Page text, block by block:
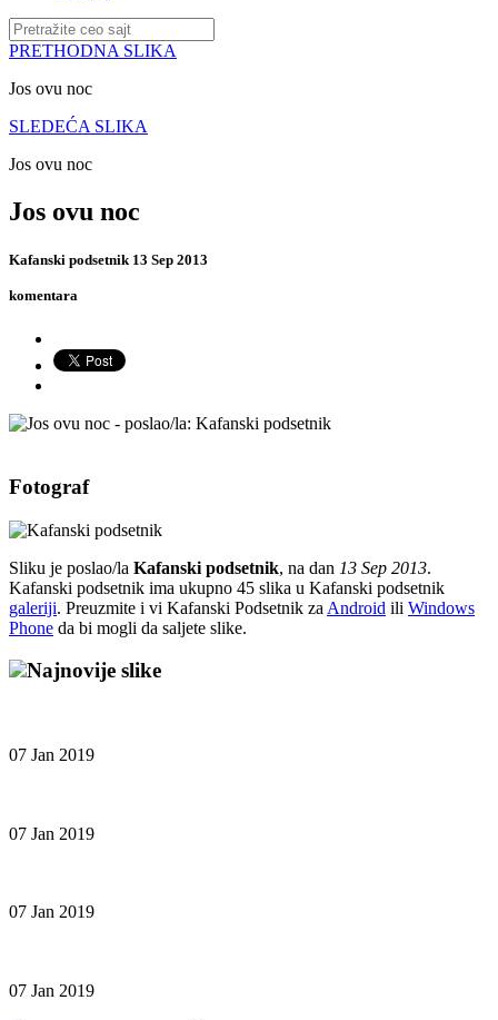
PRETHODNA SLIKA
Jos ovu noc
SLEDEĆA SLIKA
Jos ovu noc
Jos ovu noc
Kafanski podsetnik 13 Sep 2013
komentara
Fotograf
Sliku je poslao/la Kafanski podsetnik, na dan 13 Sep 2013.
Kafanski podsetnik ima ukupno 45 slika u Kafanski podsetnik
galeriji. Preuzmite i vi Kafanski Podsetnik za Android ili Windows
Phone da bi mogli da saljete slike.
Najnovije slike
07 Jan 2019
07 Jan 2019
07 Jan 2019
07 Jan 2019